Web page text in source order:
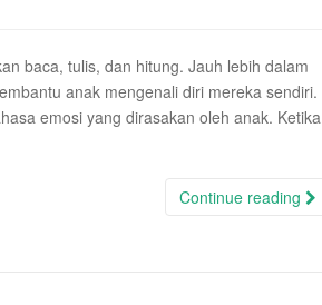
baca, tulis, dan hitung. Jauh lebih dalam
anak mengenali diri mereka sendiri.
emosi yang dirasakan oleh anak. Ketika
Continue reading